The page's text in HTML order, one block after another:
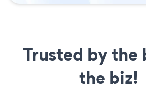
Trusted by the
the biz!